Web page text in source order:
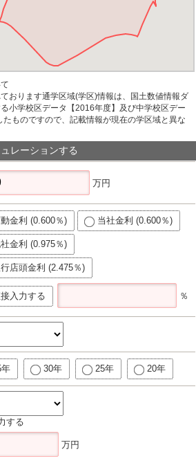
おります通学区域(学区)情報は、国土数値情報ダ
小学校区データ【2016年度】及び中学校区デー
ものですので、記載情報が現在の学区域と異な
レーションする
万円
金利 (0.600％) 当社金利 (0.600％)
金利 (0.975％)
店頭金利 (2.475％)
入力する ％
30年 25年 20年
する
万円